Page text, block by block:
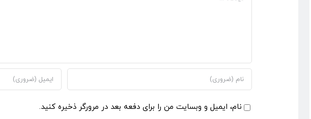
نام، ایمیل و وبسایت من را برای دفعه بعد در مرورگر ذخیره کنید.